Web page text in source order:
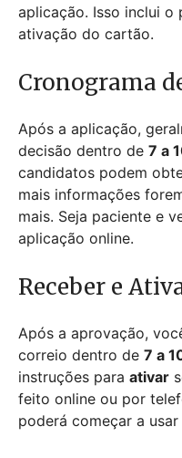
aplicação. Isso inclui o
ativação do cartão.
Cronograma
Após a aplicação,
decisão dentro de 7 a
candidatos podem
mais informações
mais. Seja paciente e
aplicação online.
Receber e
Após a aprovação,
correio dentro de 7 a
instruções para ativar
feito online ou por
poderá começar a